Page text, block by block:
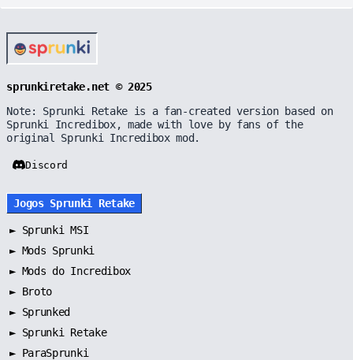
sprunkiretake.net © 2025
Note: Sprunki Retake is a fan-created version based on
Sprunki Incredibox, made with love by fans of the
original Sprunki Incredibox mod.
Discord
Jogos Sprunki Retake
► Sprunki MSI
► Mods Sprunki
► Mods do Incredibox
► Broto
► Sprunked
► Sprunki Retake
► ParaSprunki